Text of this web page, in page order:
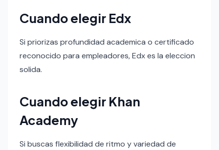
Cuando elegir Edx
Si priorizas profundidad academica o certificado
reconocido para empleadores, Edx es la eleccion
solida.
Cuando elegir Khan
Academy
Si buscas flexibilidad de ritmo y variedad de